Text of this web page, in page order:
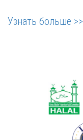
Узнать больше >>